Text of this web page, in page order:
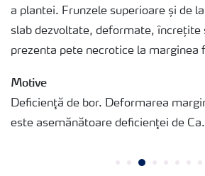
a plantei. Frunzele superioare și de
slab dezvoltate, deformate, încrețite
prezenta pete necrotice la marginea
Motive
Deficienţă de bor. Deformarea
este asemănătoare deficienţei de Ca.